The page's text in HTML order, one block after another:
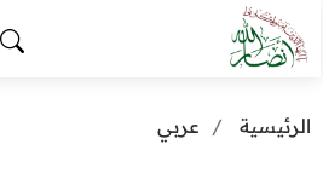
الرئيسية عربي